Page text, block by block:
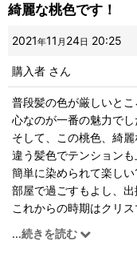
綺麗な桃色です！
2021年11 月 24日 20:25
購入者 さん
普段髪の色が厳しいと
心なのが一番の魅力でし
そして、この桃色、綺
違う髪色でテンションも
簡単に染められて楽し
部屋で過ごすもよし、出
これからの時期はクリ
気がしてます
...続きを読む